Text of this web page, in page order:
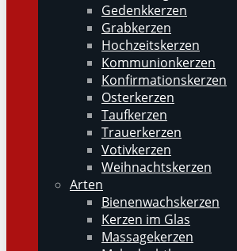
Gedenkkerzen
Grabkerzen
Hochzeitskerzen
Kommunionkerzen
Konfirmationskerzen
Osterkerzen
Taufkerzen
Trauerkerzen
Votivkerzen
Weihnachtskerzen
Arten
Bienenwachskerzen
Kerzen im Glas
Massagekerzen